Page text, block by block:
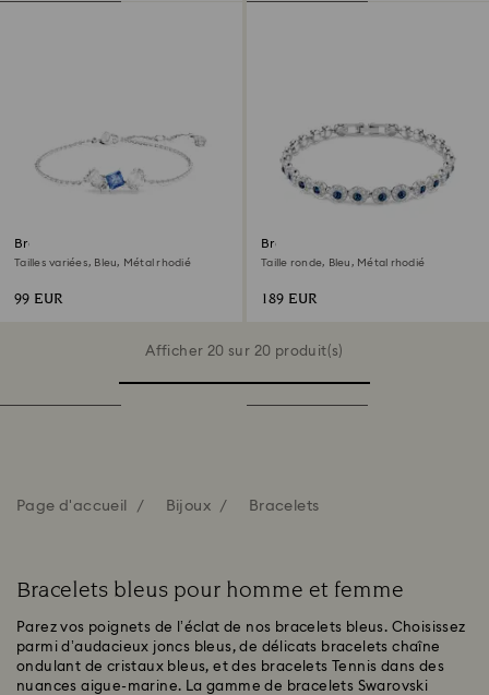
Bracelet Mesmera
Tailles variées, Bleu, Métal rhodié
99 EUR
Bracelet Una Angelic
Taille ronde, Bleu, Métal rhodié
189 EUR
Afficher 20 sur 20 produit(s)
Page d'accueil Bijoux Bracelets
Bracelets bleus pour homme et femme
Parez vos poignets de l’éclat de nos bracelets bleus. Choisissez
parmi d’audacieux joncs bleus, de délicats bracelets chaîne
ondulant de cristaux bleus, et des bracelets Tennis dans des
nuances aigue-marine. La gamme de bracelets Swarovski